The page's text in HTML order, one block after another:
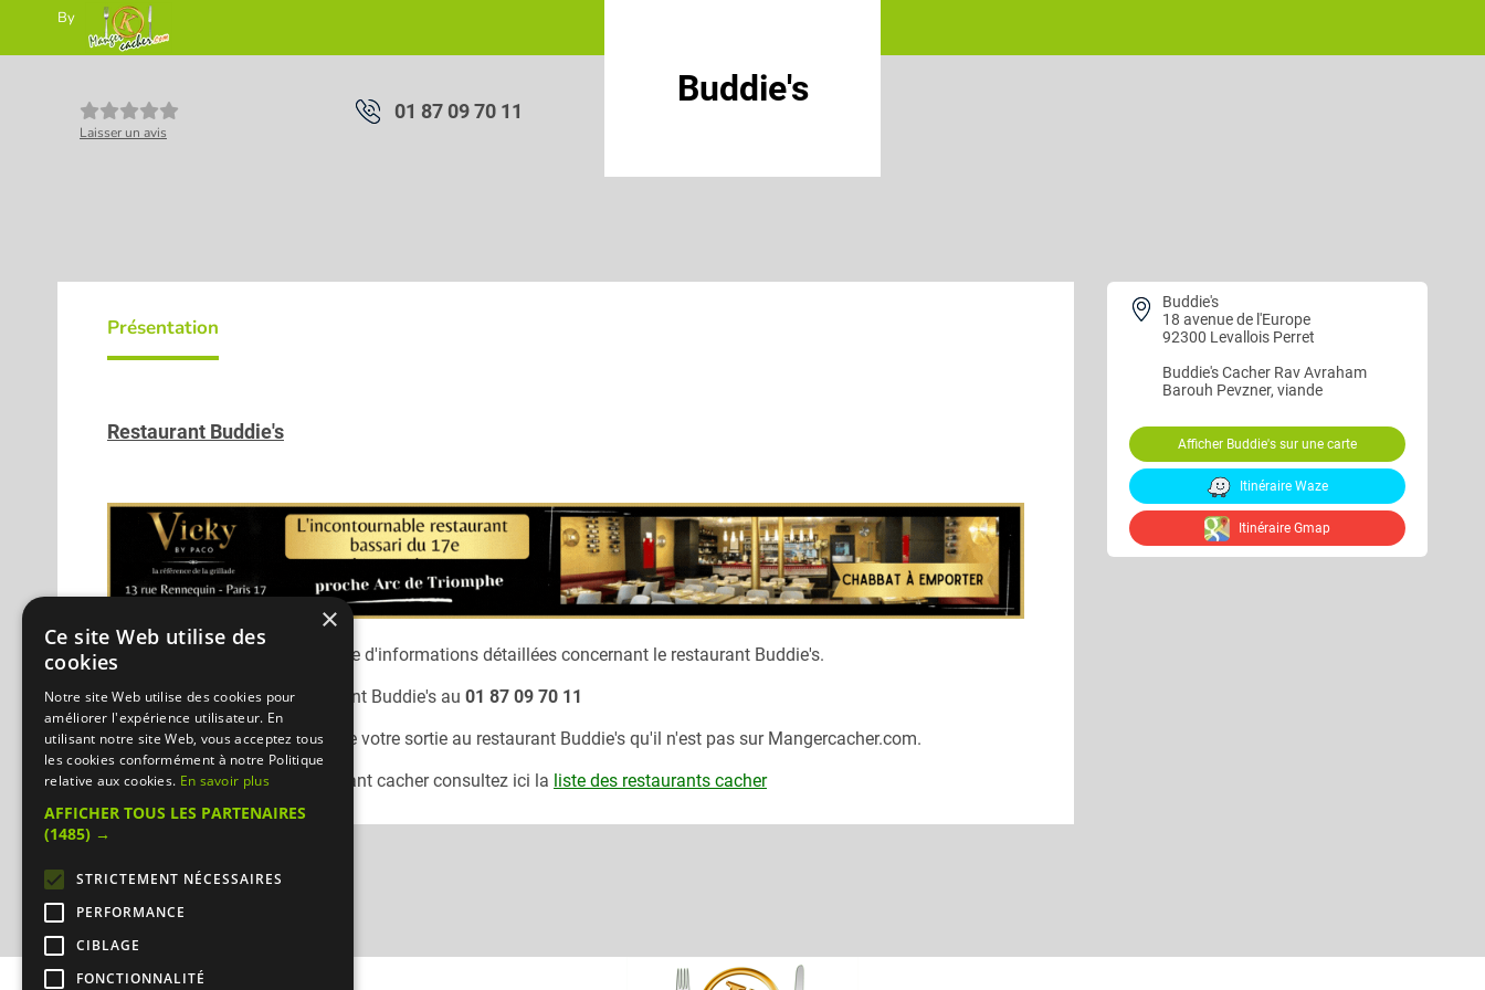
By
Buddie's
01 87 09 70 11
Laisser un avis
Buddie's
18 avenue de l'Europe
92300 Levallois Perret
Buddie'sCacher Rav Avraham
Barouh Pevzner, viande
Afficher Buddie's sur une carte
Itinéraire Waze
Itinéraire Gmap
Présentation
Restaurant Buddie's
Désolé, nous n'avons pas encore d'informations détaillées concernant le restaurant Buddie's.
Vous pouvez joindre le restaurant Buddie's au 01 87 09 70 11
N'oubliez pas de préciser lors de votre sortie au restaurant Buddie's qu'il n'est pas sur Mangercacher.com.
Pour consulter un autre restaurant cacher consultez ici la liste des restaurants cacher
×
Ce site Web utilise des
cookies
Notre site Web utilise des cookies pour
améliorer l'expérience utilisateur. En
utilisant notre site Web, vous acceptez tous
les cookies conformément à notre Politique
relative aux cookies. En savoir plus
AFFICHER TOUS LES PARTENAIRES
(1485) →
STRICTEMENT NÉCESSAIRES
PERFORMANCE
CIBLAGE
FONCTIONNALITÉ